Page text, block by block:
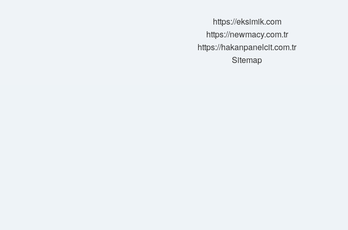
https://eksimik.com
https://newmacy.com.tr
https://hakanpanelcit.com.tr
Sitemap